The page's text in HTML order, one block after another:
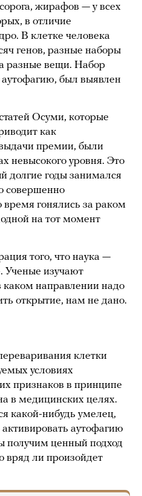
жирафов — у всех
в отличие
В клетке человека
генов, разные наборы
разные вещи. Набор
аутофагию, был выявлен
Осуми, которые
как
премии, были
невысокого уровня. Это
долгие годы занимался
совершенно
время гонялись за раком
на тот момент
того, что наука —
Ученые изучают
каком направлении надо
открытие, нам не дано.
клетки
условиях
признаков в принципе
в медицинских целях.
какой-нибудь умелец,
аутофагию
получим ценный подход
вряд ли произойдет